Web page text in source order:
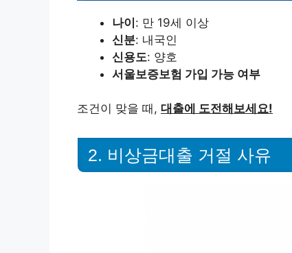
나이: 만 19세 이상
신분: 내국인
신용도: 양호
서울보증보험 가입 가능 여부
조건이 맞을 때, 대출에 도전해보세요!
2. 비상금대출 거절 사유